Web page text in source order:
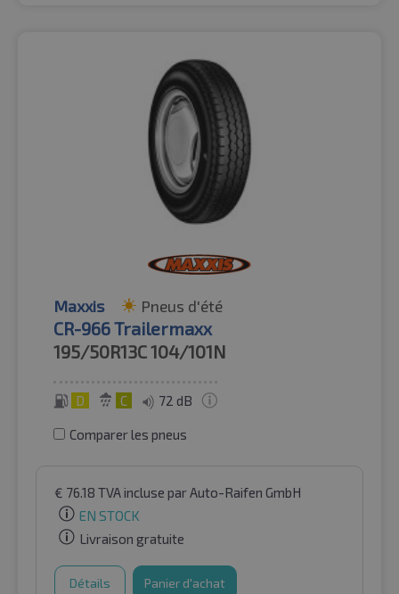
Maxxis Pneus d'été
CR-966 Trailermaxx
195/50R13C104/101N
D C 72 dB
Comparer les pneus
€ 76.18 TVA incluse par Auto-Raifen GmbH
EN STOCK
Livraison gratuite
Détails Panier d'achat